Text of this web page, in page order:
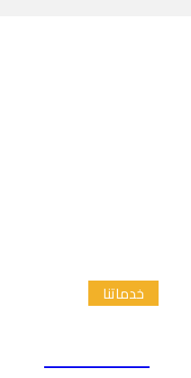
خدماتنا
إعداد الاطار